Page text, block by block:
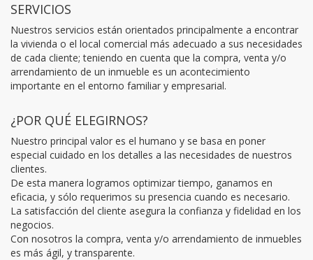
SERVICIOS
Nuestros servicios están orientados principalmente a encontrar
la vivienda o el local comercial más adecuado a sus necesidades
de cada cliente; teniendo en cuenta que la compra, venta y/o
arrendamiento de un inmueble es un acontecimiento
importante en el entorno familiar y empresarial.
¿POR QUÉ ELEGIRNOS?
Nuestro principal valor es el humano y se basa en poner
especial cuidado en los detalles a las necesidades de nuestros
clientes.
De esta manera logramos optimizar tiempo, ganamos en
eficacia, y sólo requerimos su presencia cuando es necesario.
La satisfacción del cliente asegura la confianza y fidelidad en los
negocios.
Con nosotros la compra, venta y/o arrendamiento de inmuebles
es más ágil, y transparente.